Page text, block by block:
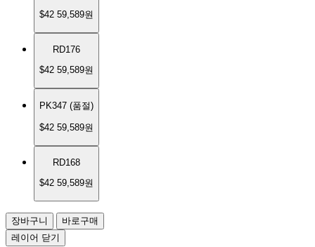
$42 59,589원
RD176
$42 59,589원
PK347 (품절)
$42 59,589원
RD168
$42 59,589원
장바구니
바로구매
레이어 닫기